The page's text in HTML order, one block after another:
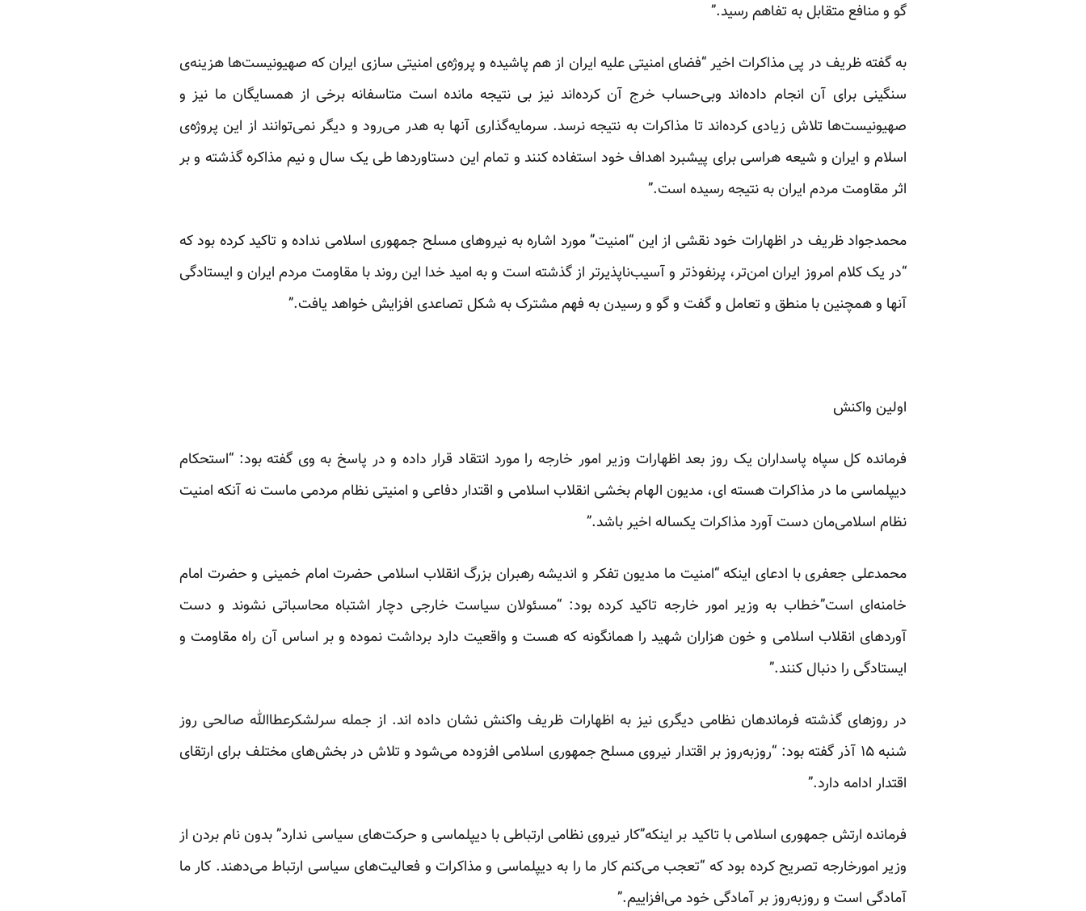
گو و منافع متقابل به تفاهم رسید.”
به گفته ظریف در پی مذاکرات اخیر “فضای امنیتی علیه ایران از هم پاشیده و پروژه‌ی امنیتی سازی ایران که صهیونیست‌ها هزینه‌ی
سنگینی برای آن انجام داده‌اند وبی‌حساب خرج آن کرده‌اند نیز بی نتیجه مانده است متاسفانه برخی از همسایگان ما نیز و
صهیونیست‌ها تلاش زیادی کرده‌اند تا مذاکرات به نتیجه نرسد. سرمایه‌گذاری آنها به هدر می‌رود و دیگر نمی‌توانند از این پروژه‌ی
اسلام و ایران و شیعه هراسی برای پیشبرد اهداف خود استفاده کنند و تمام این دستاوردها طی یک سال و نیم مذاکره گذشته و بر
اثر مقاومت مردم ایران به نتیجه رسیده است.”
محمدجواد ظریف در اظهارات خود نقشی از این “امنیت” مورد اشاره به نیروهای مسلح جمهوری اسلامی نداده و تاکید کرده بود که
“در یک کلام امروز ایران امن‌تر، پرنفوذ‌تر و آسیب‌ناپذیرتر از گذشته است و به امید خدا این روند با مقاومت مردم ایران و ایستادگی
آنها و همچنین با منطق و تعامل و گفت و گو و رسیدن به فهم مشترک به شکل تصاعدی افزایش خواهد یافت.”
اولین واکنش
فرمانده کل سپاه پاسداران یک روز بعد اظهارات وزیر امور خارجه را مورد انتقاد قرار داده و در پاسخ به وی گفته بود: “استحکام
دیپلماسی ما در مذاکرات هسته ای، مدیون الهام بخشی انقلاب اسلامی و اقتدار دفاعی و امنیتی نظام مردمی ماست نه آنکه امنیت
نظام اسلامی‌مان دست آورد مذاکرات یکساله اخیر باشد.”
محمدعلی جعفری با ادعای اینکه “امنیت ما مدیون تفکر و اندیشه رهبران بزرگ انقلاب اسلامی حضرت امام خمینی و حضرت امام
خامنه‌ای است”خطاب به وزیر امور خارجه تاکید کرده بود: “مسئولان سیاست خارجی دچار اشتباه محاسباتی نشوند و دست
آوردهای انقلاب اسلامی و خون هزاران شهید را همانگونه که هست و واقعیت دارد برداشت نموده و بر اساس آن راه مقاومت و
ایستادگی را دنبال کنند.”
در روزهای گذشته فرماندهان نظامی دیگری نیز به اظهارات ظریف واکنش نشان داده اند. از جمله سرلشکرعطاالله صالحی روز
شنبه ۱۵ آذر گفته بود: “روز‌به‌روز بر اقتدار نیروی مسلح جمهوری اسلامی افزوده می‌شود و تلاش در بخش‌های مختلف برای ارتقای
اقتدار ادامه دارد.”
فرمانده ارتش جمهوری اسلامی با تاکید بر اینکه”کار نیروی نظامی ارتباطی با دیپلماسی و حرکت‌های سیاسی ندارد” بدون نام بردن از
وزیر امورخارجه تصریح کرده بود که “تعجب می‌کنم کار ما را به دیپلماسی و مذاکرات و فعالیت‌های سیاسی ارتباط می‌دهند. کار ما
آمادگی است و روز‌به‌روز بر آمادگی خود می‌افزاییم.”